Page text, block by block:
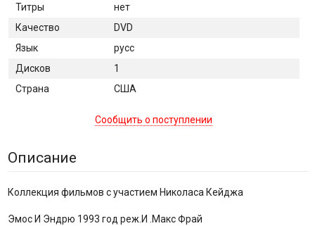
Титры
нет
Качество
DVD
Язык
русс
Дисков
1
Страна
США
Сообщить о поступлении
Описание
Коллекция фильмов с участием Николаса Кейджа
Эмос И Эндрю 1993 год реж.И .Макс Фрай